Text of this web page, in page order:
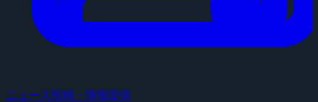
ニュース投稿・情報提供